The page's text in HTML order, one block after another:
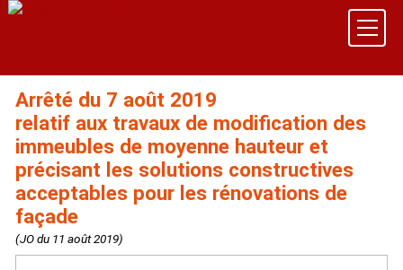
Arrêté du 7 août 2019
relatif aux travaux de modification des
immeubles de moyenne hauteur et
précisant les solutions constructives
acceptables pour les rénovations de
façade
(JO du 11 août 2019)